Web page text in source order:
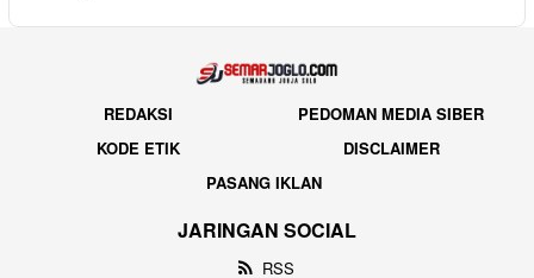
REDAKSI
PEDOMAN MEDIA SIBER
KODE ETIK
DISCLAIMER
PASANG IKLAN
JARINGAN SOCIAL
RSS